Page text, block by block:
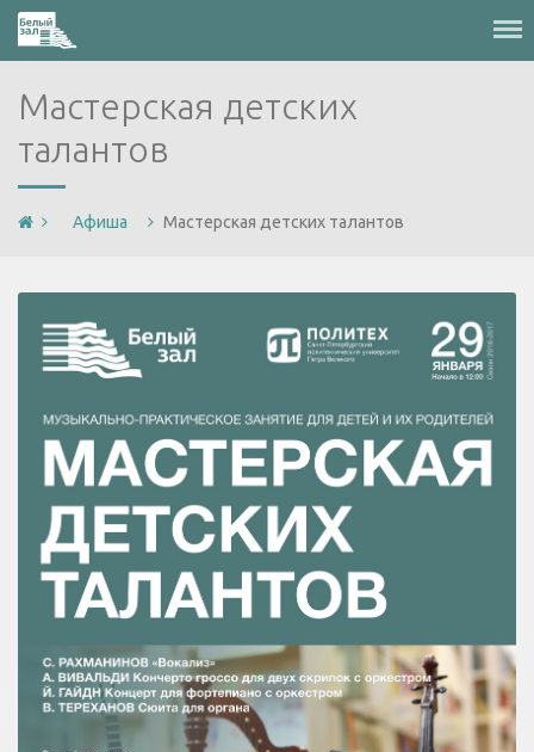
Меню
Мастерская детских
талантов
Афиша Мастерская детских талантов